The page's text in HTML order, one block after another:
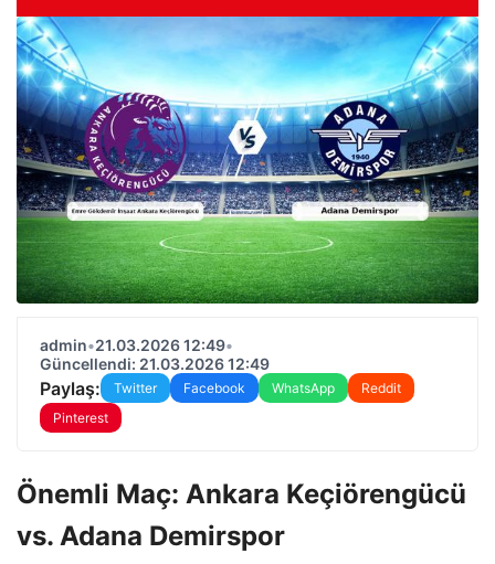
admin•21.03.2026 12:49•
Güncellendi: 21.03.2026 12:49
Paylaş: Twitter Facebook WhatsApp
Reddit
Pinterest
Önemli Maç: Ankara Keçiörengücü
vs. Adana Demirspor